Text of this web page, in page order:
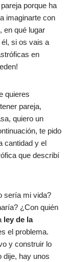
porque ha
imaginarte con
en qué lugar
si os vais a
en
quieres
pareja,
quiero un
te pido
cantidad y el
que describí
sería mi vida?
¿Con quién
ley de la
el problema.
y construir lo
dije, hay unos